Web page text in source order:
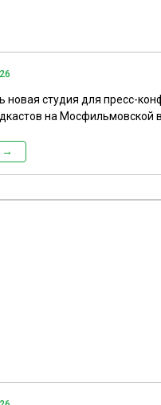
новая студия для пресс-
на Мосфильмовской
→